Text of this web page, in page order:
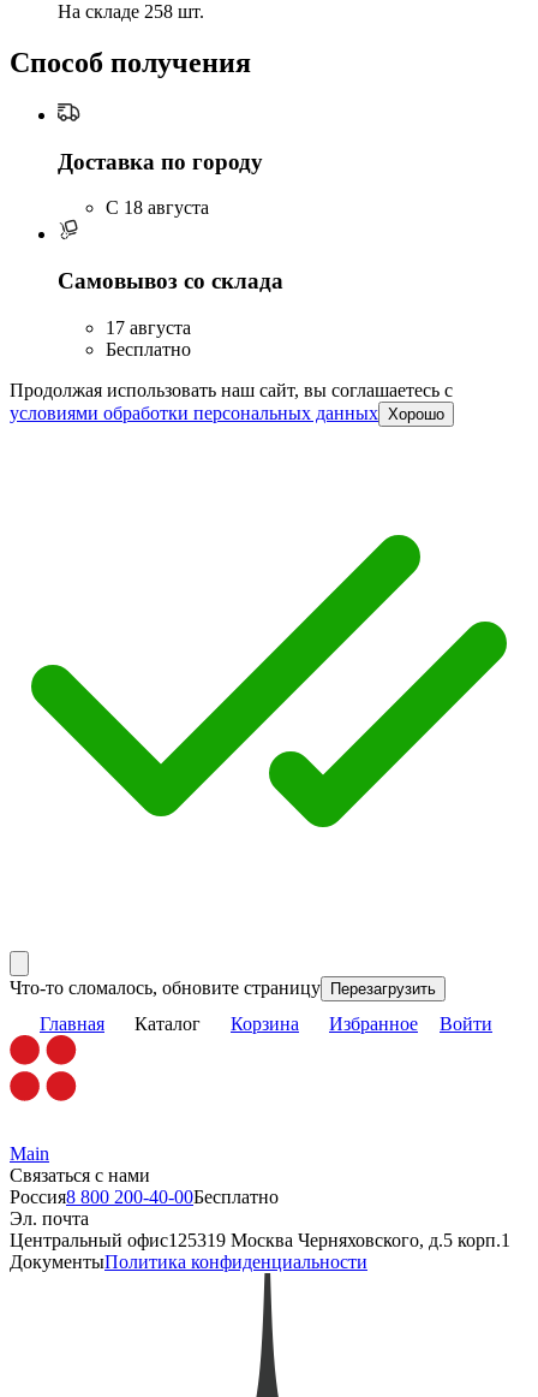
На складе 258 шт.
Способ получения
Доставка по городу
C 18 августа
Самовывоз со склада
17 августа
Бесплатно
Продолжая использовать наш сайт, вы соглашаетесь c
условиями обработки персональных данных Хорошо
Что-то сломалось, обновите страницу Перезагрузить
Главная Каталог Корзина Избранное Войти
Main
Связаться с нами
Россия8 800 200-40-00Бесплатно
Эл. почта
Центральный офис125319 Москва Черняховского, д.5 корп.1
ДокументыПолитика конфиденциальности